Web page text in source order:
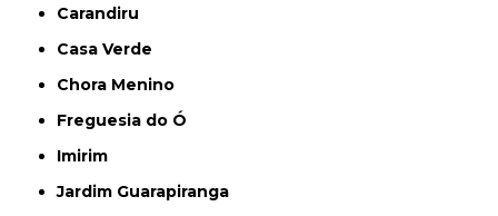
Carandiru
Casa Verde
Chora Menino
Freguesia do Ó
Imirim
Jardim Guarapiranga